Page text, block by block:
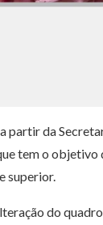
partir da
tem o
superior.
do